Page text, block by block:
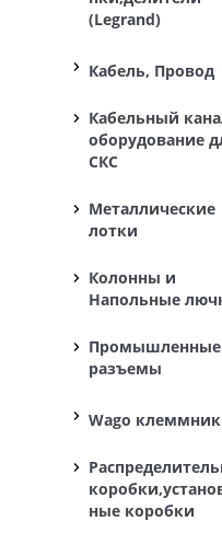
(Legrand)
Кабель, Провод
Кабельный
оборудование
СКС
Металлические
лотки
Колонны и
Напольные
Промышленные
разъемы
Wago
ные коробки